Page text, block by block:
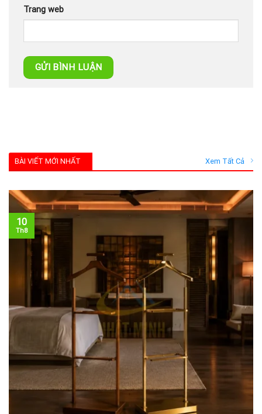
Trang web
BÀI VIẾT MỚI NHẤT Xem Tất Cả
10
Th8